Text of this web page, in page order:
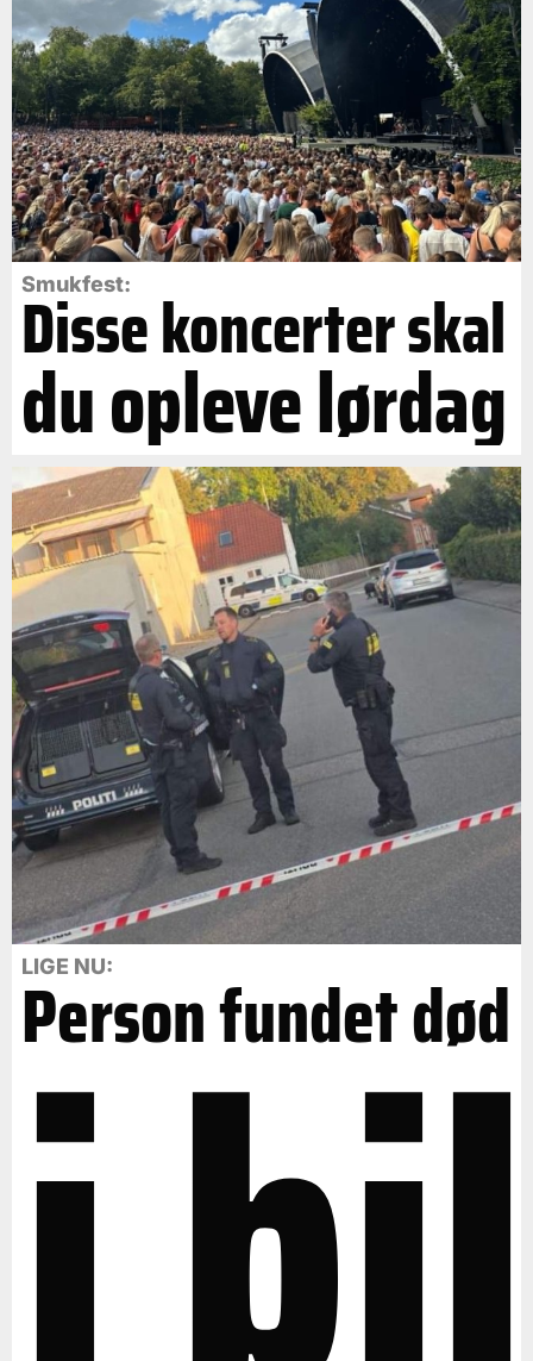
Smukfest:
Disse koncerter skal
du opleve lørdag
LIGE NU:
Person fundet død